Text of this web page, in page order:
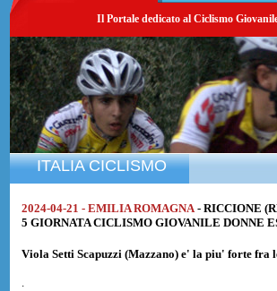
Il Portale dedicato al Ciclismo
ITALIA CICLISMO
2024-04-21 - EMILIA ROMAGNA - RICCIONE
5 GIORNATA CICLISMO GIOVANILE DONNE
Viola Setti Scapuzzi (Mazzano) e' la piu' forte fra
.